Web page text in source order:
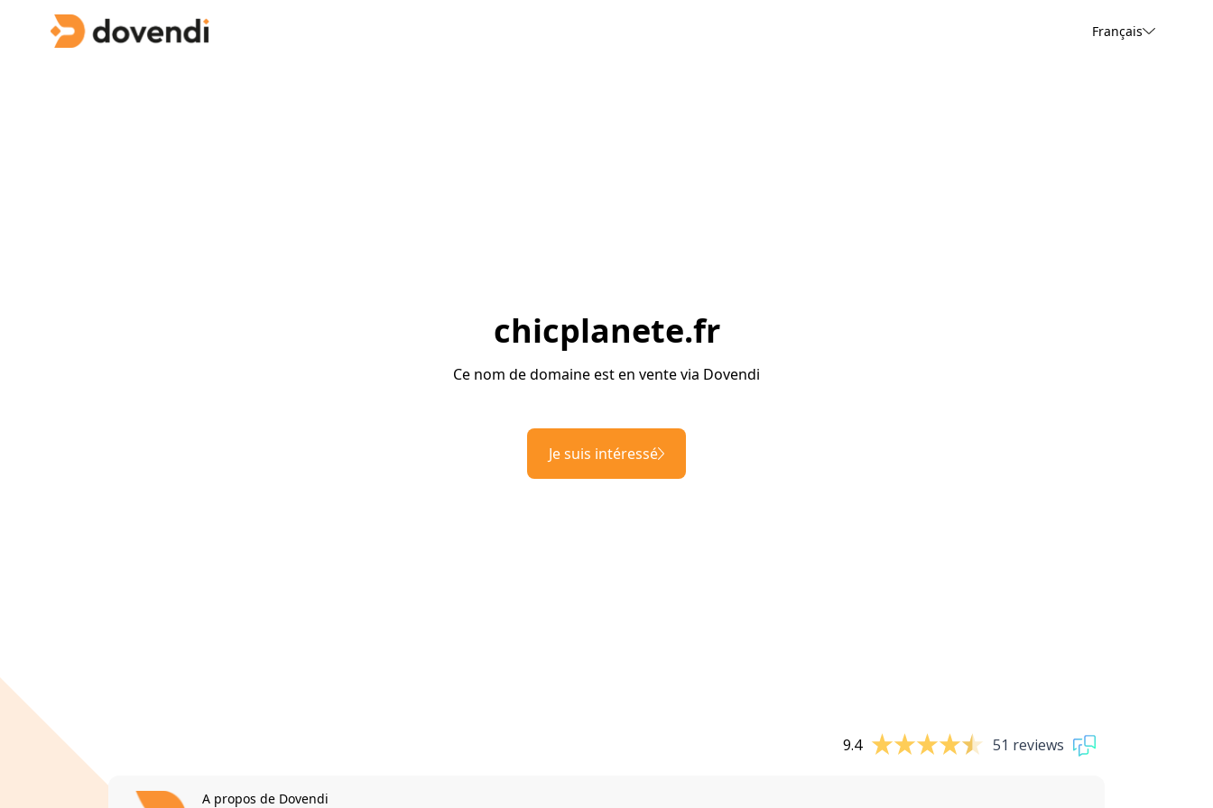
Français
chicplanete.fr
Ce nom de domaine est en vente via Dovendi
Je suis intéressé
9.4 51 reviews
A propos de Dovendi